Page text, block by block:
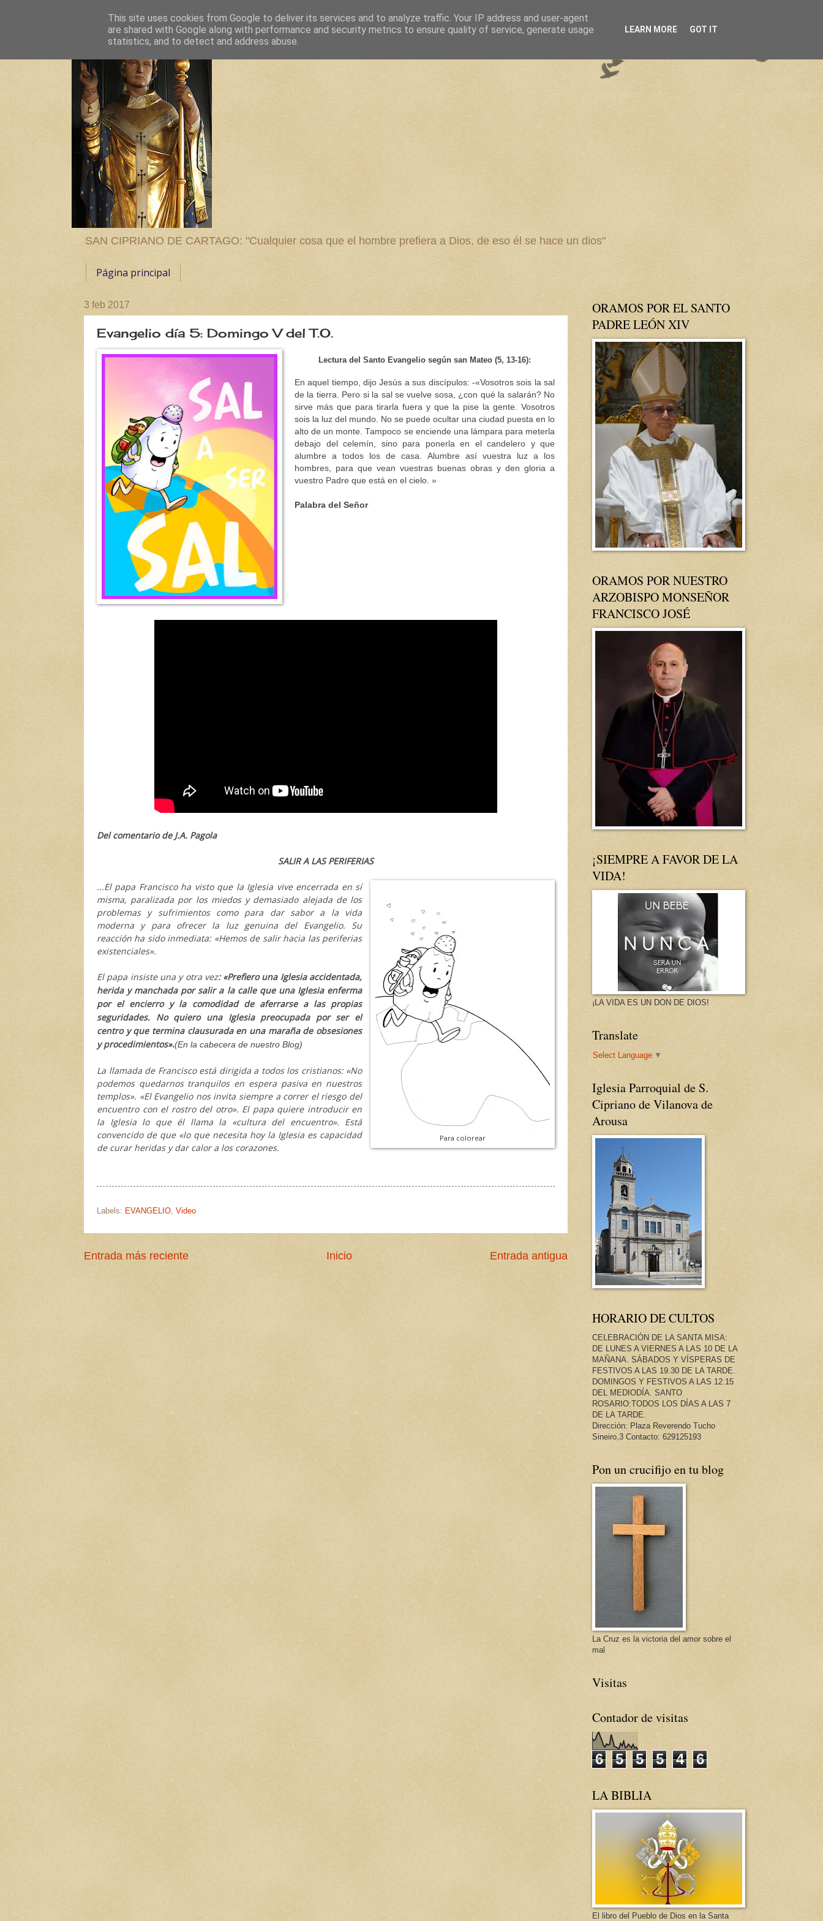
SAN CIPRIANO DE CARTAGO: "Cualquier cosa que el hombre prefiera a Dios, de eso él se hace un dios"
Página principal
3 feb 2017
Evangelio día 5: Domingo V del T.O.
Lectura del Santo Evangelio según san Mateo (5, 13-16):
En aquel tiempo, dijo Jesús a sus discípulos: -«Vosotros sois la sal
de la tierra. Pero si la sal se vuelve sosa, ¿con qué la salarán? No
sirve más que para tirarla fuera y que la pise la gente. Vosotros
sois la luz del mundo. No se puede ocultar una ciudad puesta en lo
alto de un monte. Tampoco se enciende una lámpara para meterla
debajo del celemín, sino para ponerla en el candelero y que
alumbre a todos los de casa. Alumbre así vuestra luz a los
hombres, para que vean vuestras buenas obras y den gloria a
vuestro Padre que está en el cielo. »
Palabra del Señor
Del comentario de J.A. Pagola
SALIR A LAS PERIFERIAS
Para colorear
...El papa Francisco ha visto que la Iglesia vive encerrada en sí
misma, paralizada por los miedos y demasiado alejada de los
problemas y sufrimientos como para dar sabor a la vida
moderna y para ofrecer la luz genuina del Evangelio. Su
reacción ha sido inmediata: «Hemos de salir hacia las periferias
existenciales».
El papa insiste una y otra vez: «Prefiero una Iglesia accidentada,
herida y manchada por salir a la calle que una Iglesia enferma
por el encierro y la comodidad de aferrarse a las propias
seguridades. No quiero una Iglesia preocupada por ser el
centro y que termina clausurada en una maraña de obsesiones
y procedimientos».(En la cabecera de nuestro Blog)
La llamada de Francisco está dirigida a todos los cristianos: «No
podemos quedarnos tranquilos en espera pasiva en nuestros
templos». «El Evangelio nos invita siempre a correr el riesgo del
encuentro con el rostro del otro». El papa quiere introducir en
la Iglesia lo que él llama la «cultura del encuentro». Está
convencido de que «lo que necesita hoy la Iglesia es capacidad
de curar heridas y dar calor a los corazones.
Labels: EVANGELIO Video
Entrada más reciente Entrada antigua
Inicio
ORAMOS POR EL SANTO
PADRE LEÓN XIV
ORAMOS POR NUESTRO
ARZOBISPO MONSEÑOR
FRANCISCO JOSÉ
¡SIEMPRE A FAVOR DE LA
VIDA!
¡LA VIDA ES UN DON DE DIOS!
Translate
Select Language ▼
Iglesia Parroquial de S.
Cipriano de Vilanova de
Arousa
HORARIO DE CULTOS
CELEBRACIÓN DE LA SANTA MISA:
DE LUNES A VIERNES A LAS 10 DE LA
MAÑANA. SÁBADOS Y VÍSPERAS DE
FESTIVOS A LAS 19.30 DE LA TARDE.
DOMINGOS Y FESTIVOS A LAS 12.15
DEL MEDIODÍA. SANTO
ROSARIO:TODOS LOS DÍAS A LAS 7
DE LA TARDE.
Dirección: Plaza Reverendo Tucho
Sineiro,3 Contacto: 629125193
Pon un crucifijo en tu blog
La Cruz es la victoria del amor sobre el
mal
Visitas
Contador de visitas
6 5 5 5 4 6
LA BIBLIA
El libro del Pueblo de Dios en la Santa
This site uses cookies from Google to deliver its services and to analyze traffic. Your IP address and user-agent
are shared with Google along with performance and security metrics to ensure quality of service, generate usage
statistics, and to detect and address abuse.
LEARN MORE GOT IT